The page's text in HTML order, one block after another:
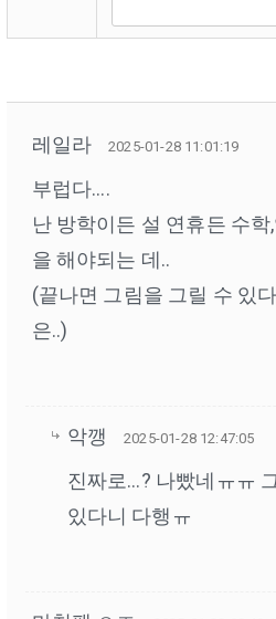
레일라 2025-01-28 11:01:19
부럽다....
난 방학이든 설 연휴든 수
을 해야되는 데..
(끝나면 그림을 그릴 수 있
은..)
악깽 2025-01-28 12:47:05
진짜로...? 나빴네ㅠㅠ
있다니 다행ㅠ